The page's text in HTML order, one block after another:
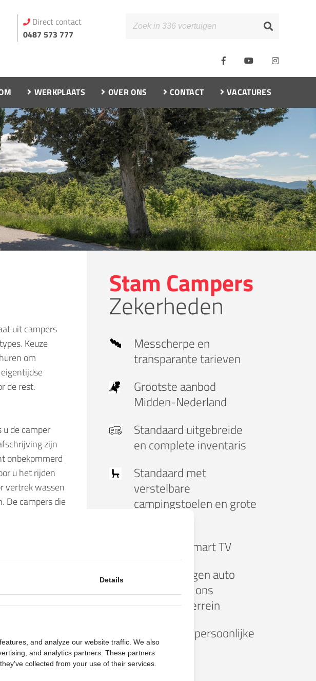
Direct contact
0487 573 777
WERKPLAATS OVER ONS CONTACT VACATURES
uit campers
Keuze
om
de rest.
u de camper
zijn
onbekommerd
u het rijden
vertrek wassen
De campers die
technisch
is
zaken
zijn alle
u onze
een
op
U
Stam Campers
Zekerheden
Messcherpe en
transparante tarieven
Grootste aanbod
Midden-Nederland
Standaard uitgebreide
en complete inventaris
Standaard met
verstelbare
campingstoelen en grote
Smart TV
uw eigen auto
parkeren op ons
beveiligde terrein
Uitgebreide persoonlijke
uitleg
Details
and analyze our website traffic. We also
and analytics partners. These partners
collected from your use of their services.